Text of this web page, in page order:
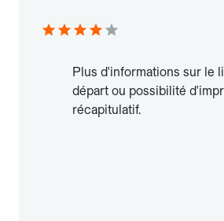
Plus d'informations sur le
départ ou possibilité
récapitulatif.